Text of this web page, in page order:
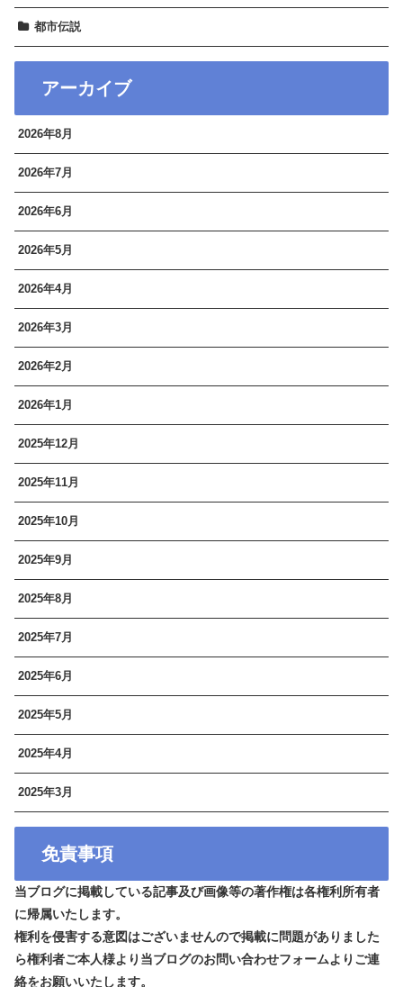
都市伝説
アーカイブ
2026年8月
2026年7月
2026年6月
2026年5月
2026年4月
2026年3月
2026年2月
2026年1月
2025年12月
2025年11月
2025年10月
2025年9月
2025年8月
2025年7月
2025年6月
2025年5月
2025年4月
2025年3月
免責事項
当ブログに掲載している記事及び画像等の著作権は各権利所有者
に帰属いたします。
権利を侵害する意図はございませんので掲載に問題がありました
ら権利者ご本人様より当ブログのお問い合わせフォームよりご連
絡をお願いいたします。